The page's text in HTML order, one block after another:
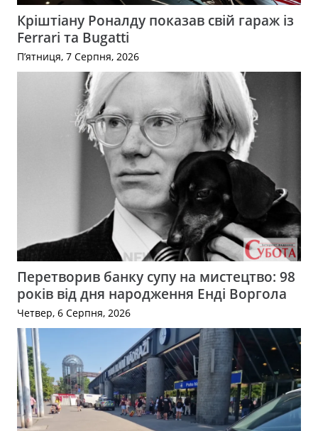
Кріштіану Роналду показав свій гараж із
Ferrari та Bugatti
П’ятниця, 7 Серпня, 2026
Перетворив банку супу на мистецтво: 98
років від дня народження Енді Воргола
Четвер, 6 Серпня, 2026